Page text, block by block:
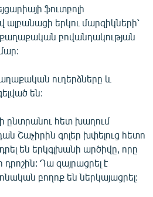
ֆուտբոլի
երկու մարզիկների՝
բովանդակության
ուղերձները և
են:
ընտրանու հետ խաղում
Շաչիրին գոլեր խփելուց հետո
են երկգլխանի արծիվը, որը
Դա զայրացրել է
բողոք են ներկայացրել: